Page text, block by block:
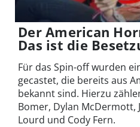
Der American
Das ist die
Für das Spin-off wurden
gecastet, die bereits aus
bekannt sind. Hierzu
Bomer, Dylan McDermott,
Lourd und Cody Fern.